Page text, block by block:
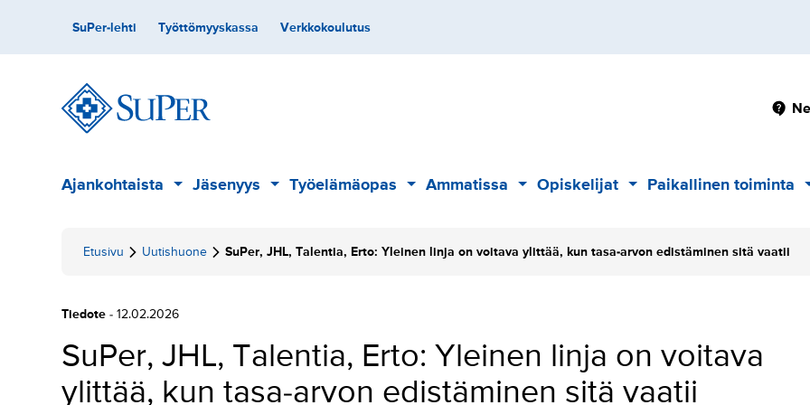
Toissijainen
SuPer-lehti Työttömyyskassa Verkkokoulutus
Päävalikko
Ajankohtaista Alavalikko
Jäsenyys Alavalikko
Työelämäopas Alavalikko
Ammatissa Alavalikko
Opiskelijat Alavalikko
Paikallinen toiminta
Etusivu Uutishuone SuPer, JHL, Talentia, Erto: Yleinen linja on voitava ylittää, kun tasa-arvon edistäminen sitä vaatii
Tiedote - 12.02.2026
SuPer, JHL, Talentia, Erto: Yleinen linja on voitava
ylittää, kun tasa-arvon edistäminen sitä vaatii